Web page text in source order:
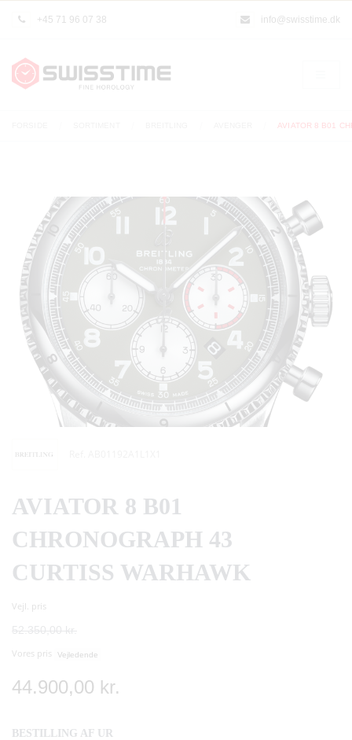
+45 71 96 07 38 info@swisstime.dk
AVIATOR 8 B01
AVIATOR 8 B01
CHRONOGRAPH 43
CURTISS WARHAWK
Vejl. pris
52.350,00 kr.
Vores pris Vejledende
44.900,00 kr.
BESTILLING AF UR